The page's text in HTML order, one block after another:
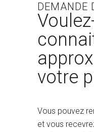
DEMANDE
votre
Vous pouvez
et vous